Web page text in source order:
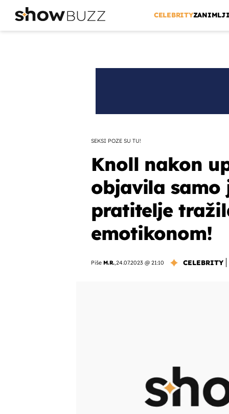
CELEBRITY
SEKSI POZE SU TU!
Knoll nakon
objavila samo
pratitelje
emotikonom!
Piše M.R.,24.07.2023 @ 21:10 CELEBRITY